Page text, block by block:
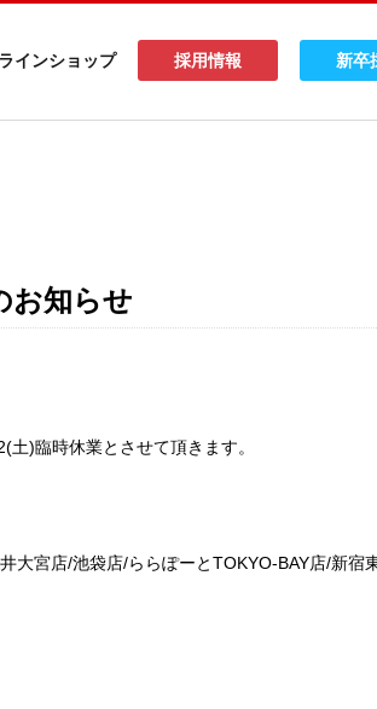
インショップ 採用情報 新卒
お知らせ
)臨時休業とさせて頂きます。
大宮店/池袋店/ららぽーとTOKYO-BAY店/新宿